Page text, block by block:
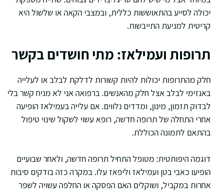
יכולה לסייע בהתאוששות כללית, ובמצבי הקאה או שלשול היא
קריטית למניעת התייבשות.
תרופות ועמילאז: מתי חושדים בקשר
חלק מהתרופות יכולות להיות קשורות לדלקת לבלב או לעלייה
באנזימי לבלב אצל חלק מהאנשים. ברפואה אני לא מניח קשר בלי
לבדוק תזמון, מינון, ומדדים נלווים. אם עלייה בעמילאז הופיעה
אחרי התחלה של תרופה חדשה, רופא עשוי לשקול שינוי טיפול
בהתאם לתמונה הכוללת.
דוגמה היפותטית: מטופל התחיל תרופה חדשה, ולאחר שבועיים
הופיעו כאבי בטן ועמילאז וליפאז עלו. במקרה כזה בודקים סיבות
אחרות במקביל, ושוקלים האם הפסקה או החלפה עשויה לשפר